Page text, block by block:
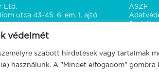
védelmét
szabott hirdetések vagy tartalmak
használunk. A "Mindet elfogadom"
Ltd.
utca 43-45. 6. em. 1. ajtó.
ÁSZF